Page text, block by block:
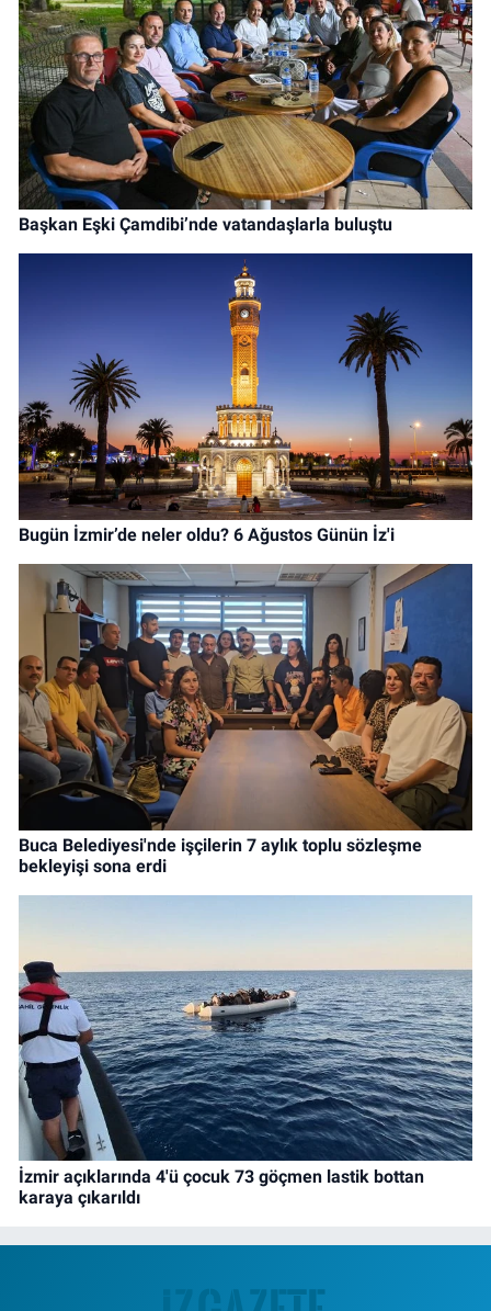
Başkan Eşki Çamdibi’nde vatandaşlarla buluştu
Bugün İzmir’de neler oldu? 6 Ağustos Günün İz'i
Buca Belediyesi'nde işçilerin 7 aylık toplu sözleşme
bekleyişi sona erdi
İzmir açıklarında 4'ü çocuk 73 göçmen lastik bottan
karaya çıkarıldı